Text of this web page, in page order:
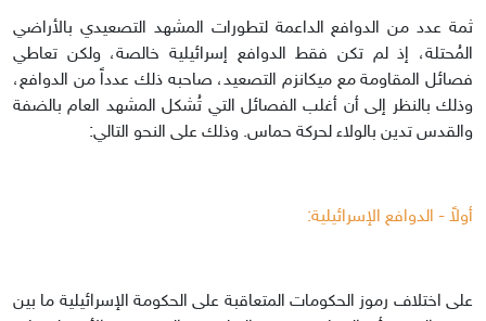
ثمة عدد من الدوافع الداعمة لتطورات المشهد التصعيدي بالأراضي
المُحتلة، إذ لم تكن فقط الدوافع إسرائيلية خالصة، ولكن تعاطي
فصائل المقاومة مع ميكانزم التصعيد، صاحبه ذلك عدداً من الدوافع،
وذلك بالنظر إلى أن أغلب الفصائل التي تُشكل المشهد العام بالضفة
والقدس تدين بالولاء لحركة حماس. وذلك على النحو التالي:
أولاً - الدوافع الإسرائيلية:
على اختلاف رموز الحكومات المتعاقبة على الحكومة الإسرائيلية ما بين